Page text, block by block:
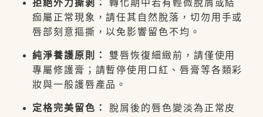
拒絕外力撕剝：
轉化期中若有輕微脫屑或結
痂屬正常現象，請任其自然脫落，切勿用手或
唇部刻意摳撕，以免影響留色不均。
純淨養護原則：
雙唇恢復細緻前，請僅使用
專屬修護膏；請暫停使用口紅、唇膏等各類彩
妝與一般護唇產品。
定格完美留色：
脫屑後的唇色變淡為正常皮